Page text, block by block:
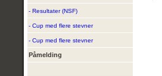
- Resultater (NSF)
- Cup med flere stevner
- Cup med flere stevner
Påmelding